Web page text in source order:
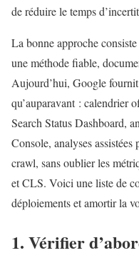
de réduire le temps
La bonne approche
une méthode fiable,
Aujourd’hui, Google
qu’auparavant : calendrier
Search Status Dashboard,
Console, analyses
crawl, sans oublier les
et CLS. Voici une liste de
déploiements et amortir la
1. Vérifier